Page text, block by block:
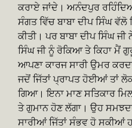
ਕਰਾਏ ਜਾਂਦੇ। ਅਨੰਦਪੁਰ
ਸੰਗਤ ਵਿੱਚ ਬਾਬਾ ਦੀਪ ਸਿੰਘ ਵੱਲੋ
ਕੀਤੀ। ਪਰ ਬਾਬਾ ਦੀਪ ਸਿੰਘ
ਸਿੰਘ ਜੀ ਨੂੰ ਰੋਕਿਆ ਤੇ ਕਿਹਾ ਮੈਂ
ਆਪਣਾ ਕਾਰਜ ਸਾਰੀ ਉਮਰ
ਜਦੋਂ ਜਿੱਤਾਂ ਪ੍ਰਾਪਤ ਹੋਈਆਂ ਤਾਂ
ਗਿਆ। ਇਨਾ ਮਾਣ ਸਤਿਕਾਰ
ਤੇ ਗੁਮਾਨ ਹੋਣ ਲੱਗਾ। ਉਹ
ਸਾਰੀਆਂ ਜਿੱਤਾਂ ਸੰਭਵ ਹੋ ਸਕੀਆਂ